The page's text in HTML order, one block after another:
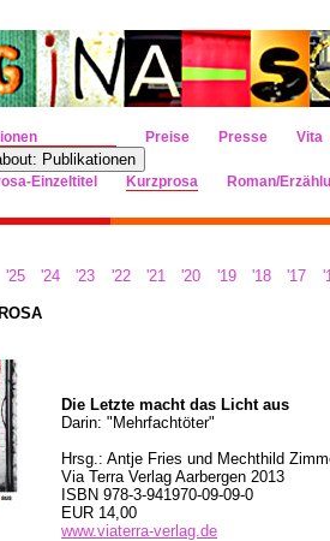
Publikationen
Einzeltitel Kurzprosa Roman/
Preise Presse Vita
'25 '24 '23 '22 '21 '20 '19 '18 '17
Die Letzte macht das Licht aus
Darin: "Mehrfachtöter"
Hrsg.: Antje Fries und Mechthild
Via Terra Verlag Aarbergen 2013
ISBN 978-3-941970-09-09-0
EUR 14,00
www.viaterra-verlag.de